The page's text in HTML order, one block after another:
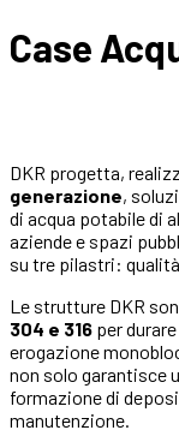
Case
DKR progetta,
generazione,
di acqua potabile di
aziende e spazi
su tre pilastri:
Le strutture DKR
304 e 316 per
erogazione
non solo garantisce
formazione di
manutenzione.